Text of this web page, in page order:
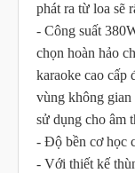
phát ra từ loa sẽ
- Công suất
chọn hoàn hảo
karaoke cao cấp
vùng không gian
sử dụng cho âm
- Độ bền cơ học
- Với thiết kế